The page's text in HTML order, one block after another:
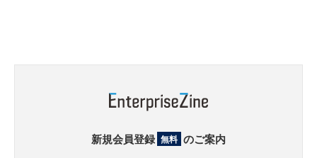
新規会員登録 無料 のご案内